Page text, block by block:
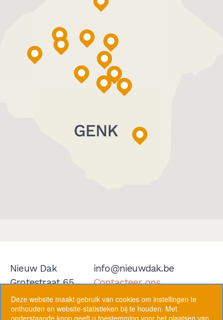
Nieuw Dak
Grotestraat 65
3600 Genk
info@nieuwdak.be
Contacteer ons
Deze website maakt gebruik van cookies om instellingen te
onthouden en website-statistieken bij te houden. Met
onderstaande knop geeft u toestemming voor het plaatsen van